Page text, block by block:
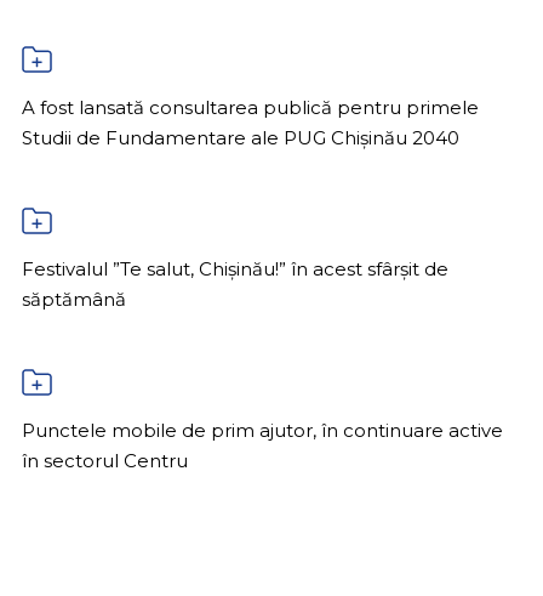
A fost lansată consultarea publică pentru primele
Studii de Fundamentare ale PUG Chișinău 2040
Festivalul ”Te salut, Chișinău!” în acest sfârșit de
săptămână
Punctele mobile de prim ajutor, în continuare active
în sectorul Centru